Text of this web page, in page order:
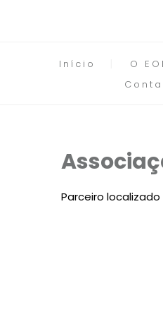
Início O
Parceiro